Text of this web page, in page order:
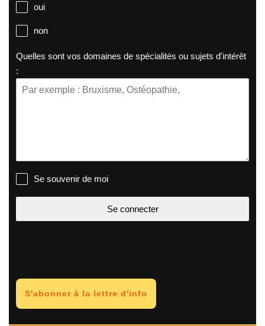
oui
non
Quelles sont vos domaines de spécialités ou sujets d'intérêt
:
Se souvenir de moi
Se connecter
S'abonner à la lettre d'info